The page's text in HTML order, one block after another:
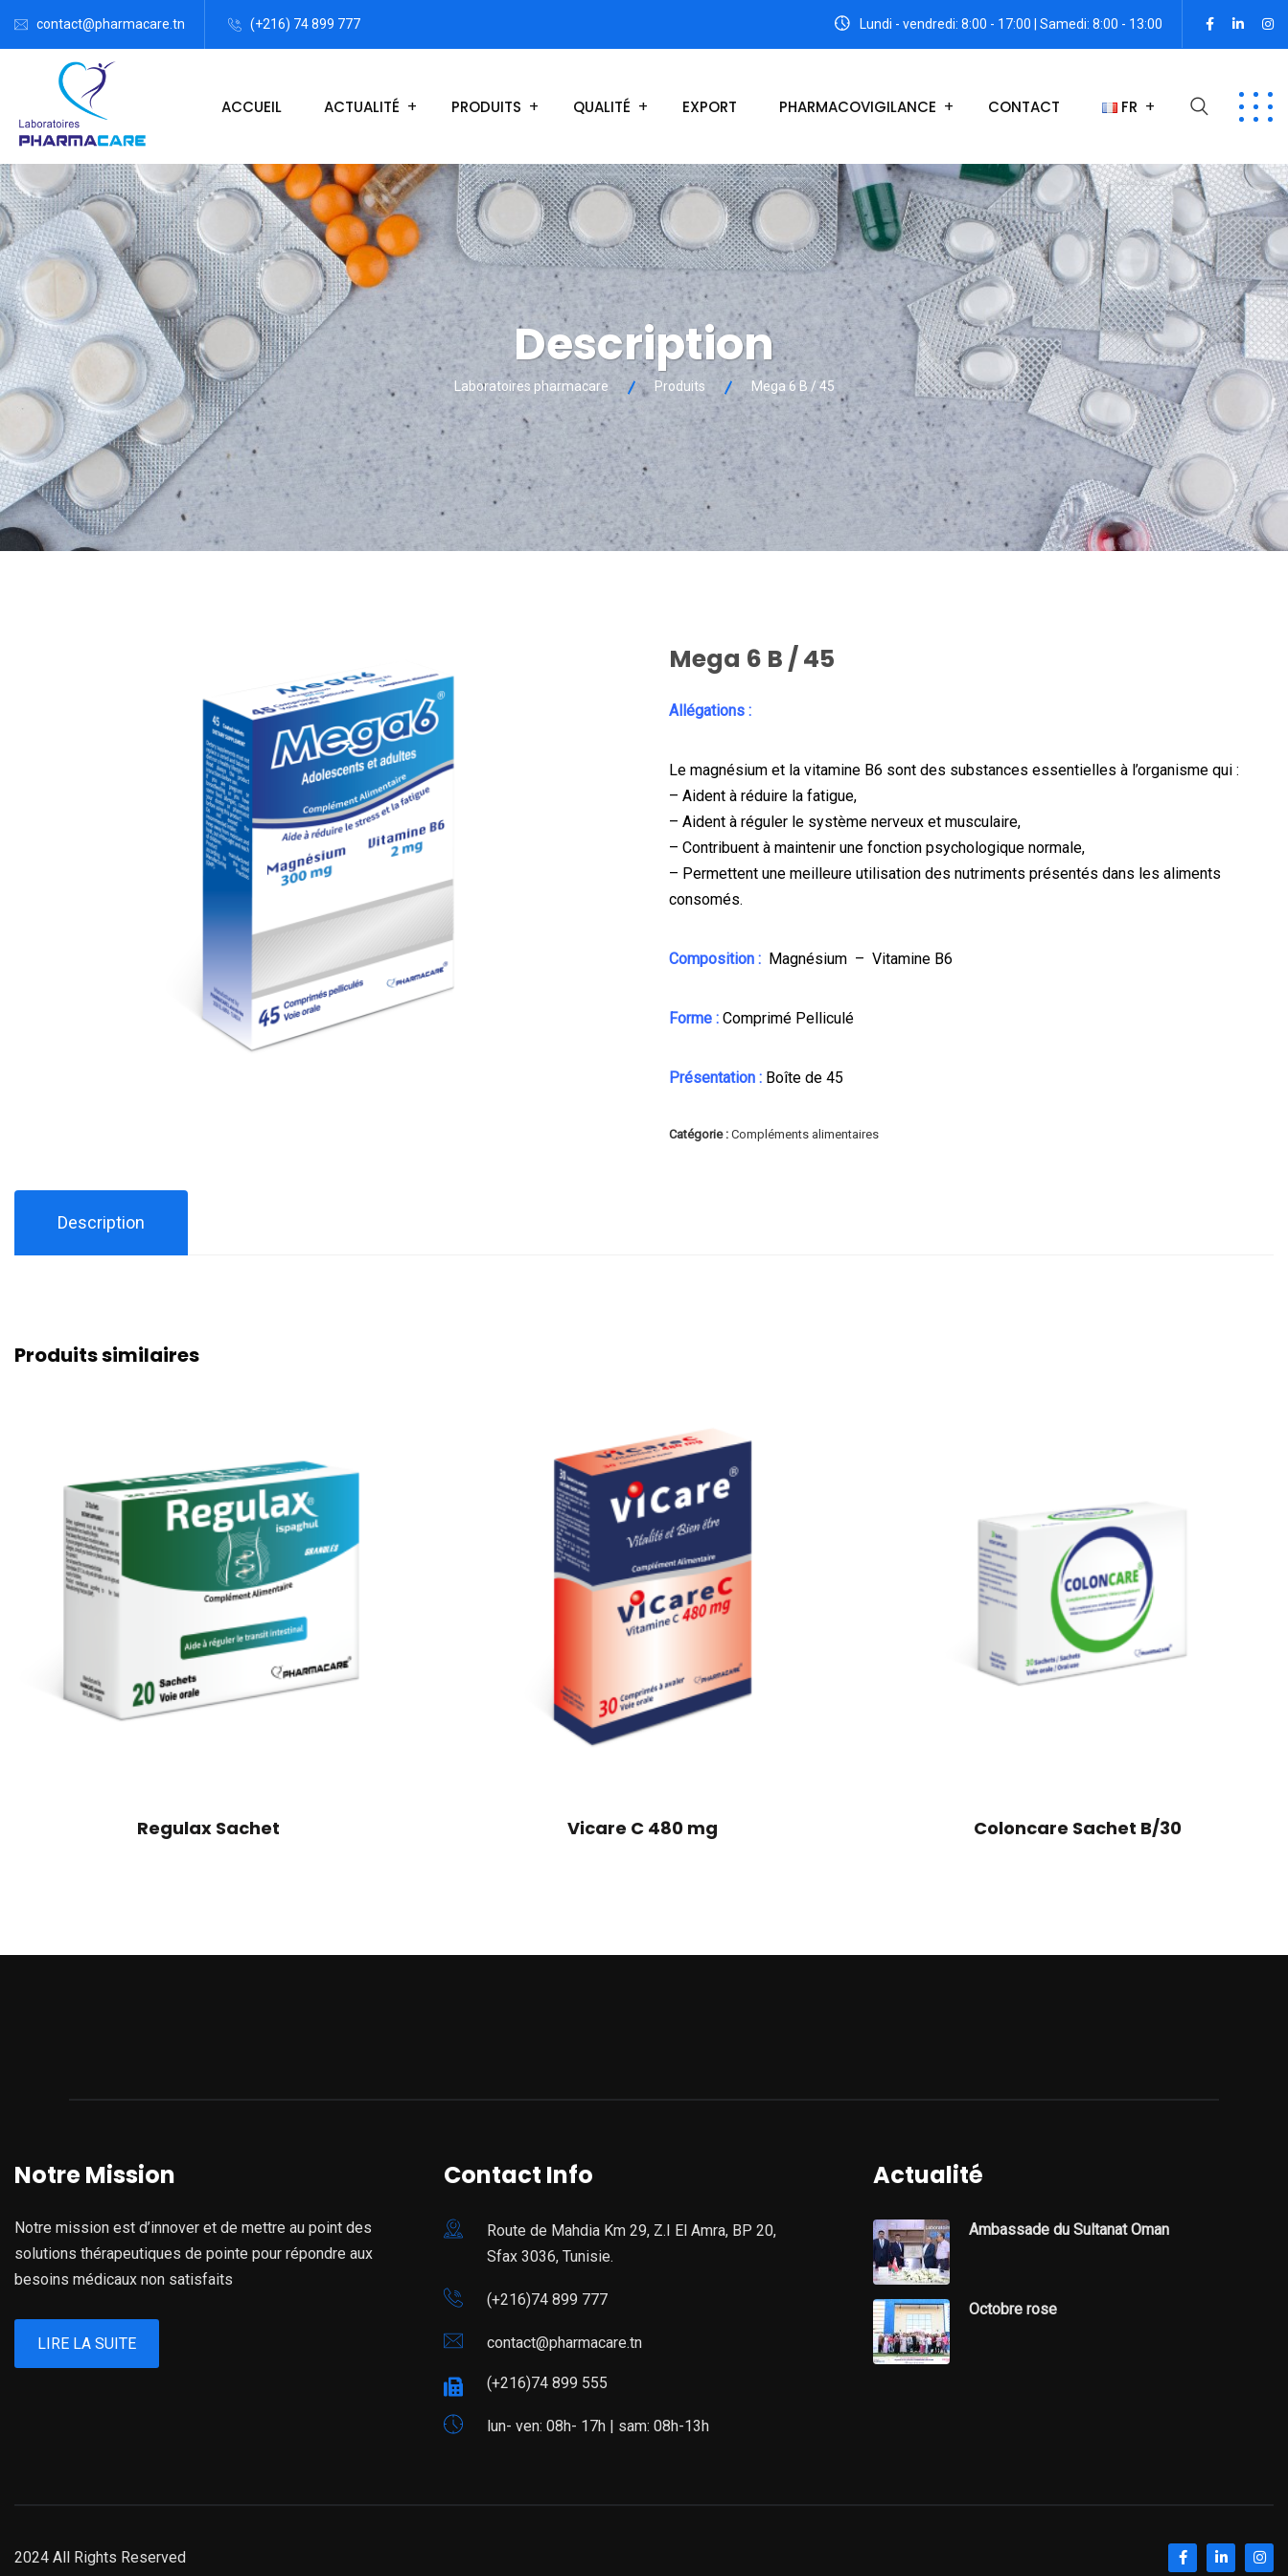
contact@pharmacare.tn (+216) 74 899 777 Lundi - vendredi: 8:00 - 17:00 | Samedi: 8:00 - 13:00
ACCUEIL ACTUALITÉ PRODUITS QUALITÉ EXPORT PHARMACOVIGILANCE CONTACT FR
Description
Laboratoires pharmacare Produits Mega 6 B / 45
Mega 6 B / 45
Allégations :
Le magnésium et la vitamine B6 sont des substances essentielles à l’organisme qui :
– Aident à réduire la fatigue,
– Aident à réguler le système nerveux et musculaire,
– Contribuent à maintenir une fonction psychologique normale,
– Permettent une meilleure utilisation des nutriments présentés dans les aliments
consomés.
Composition : Magnésium – Vitamine B6
Forme : Comprimé Pelliculé
Présentation : Boîte de 45
Catégorie :Compléments alimentaires
Description
Produits similaires
Regulax Sachet Vicare C 480 mg Coloncare Sachet B/30
Notre Mission
Notre mission est d’innover et de mettre au point des
solutions thérapeutiques de pointe pour répondre aux
besoins médicaux non satisfaits
LIRE LA SUITE
Contact Info
Route de Mahdia Km 29, Z.I El Amra, BP 20,
Sfax 3036, Tunisie.
(+216)74 899 777
contact@pharmacare.tn
(+216)74 899 555
lun- ven: 08h- 17h | sam: 08h-13h
Actualité
Ambassade du Sultanat Oman
Octobre rose
2024 All Rights Reserved